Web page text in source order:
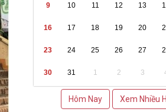
9 10 11 12 13
16 17 18 19 20
23 24 25 26 27
30 31 1 2 3
Hôm Nay Xem Nhiều